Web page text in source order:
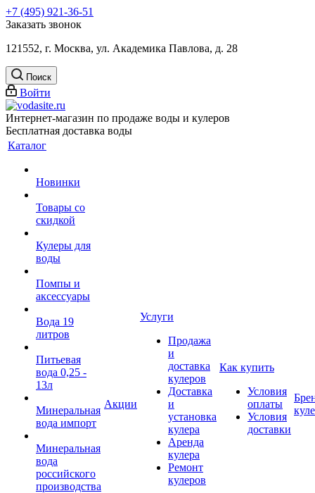
+7 (495) 921-36-51
Заказать звонок
121552, г. Москва, ул. Академика Павлова, д. 28
Поиск
Войти
Интернет-магазин по продаже воды и кулеров
Бесплатная доставка воды
Каталог
Новинки
Товары со
скидкой
Кулеры для
воды
Помпы и
аксессуары
Вода 19
литров
Питьевая
вода 0,25 -
13л
Минеральная
вода импорт
Минеральная
вода
российского
производства
Акции
Услуги
Продажа
и
доставка
кулеров
Доставка
и
установка
кулера
Аренда
кулера
Ремонт
кулеров
Как купить
Условия
оплаты
Условия
доставки